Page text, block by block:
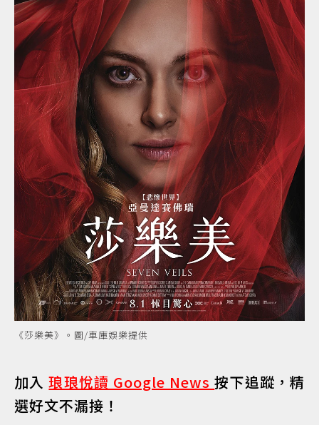
《莎樂美》。圖/車庫娛樂提供
加入琅琅悅讀 Google News按下追蹤，精
選好文不漏接！